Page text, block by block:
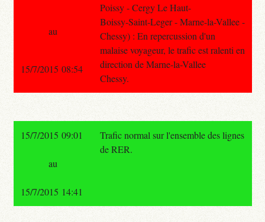
Poissy - Cergy Le Haut-
Boissy-Saint-Leger - Marne-la-Vallee -
Chessy) : En repercussion d'un
malaise voyageur, le trafic est ralenti en
direction de Marne-la-Vallee
Chessy.
au
15/7/2015 08:54
15/7/2015 09:01
Trafic normal sur l'ensemble des lignes
de RER.
au
15/7/2015 14:41